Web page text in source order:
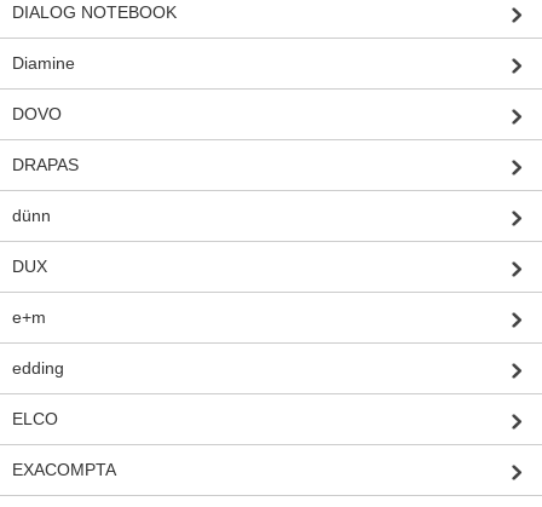
DIALOG NOTEBOOK
Diamine
DOVO
DRAPAS
dünn
DUX
e+m
edding
ELCO
EXACOMPTA